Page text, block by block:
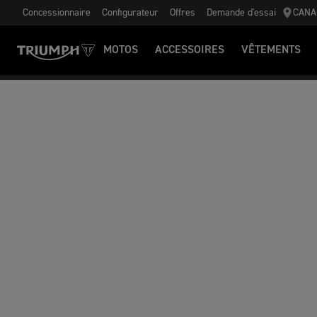
Concessionnaire Configurateur Offres Demande d'essai
MOTOS ACCESSOIRES VÊTEMENTS